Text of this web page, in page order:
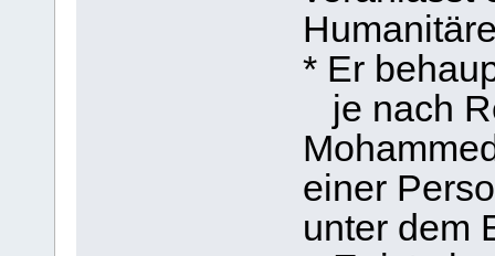
* Er
je nach
einer
unter dem